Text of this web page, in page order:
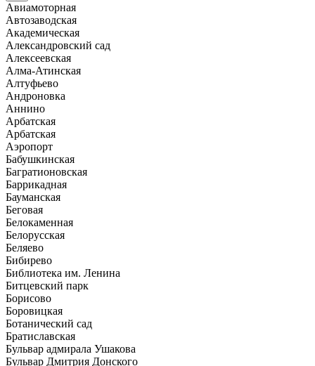
Авиамоторная
Автозаводская
Академическая
Александровский сад
Алексеевская
Алма-Атинская
Алтуфьево
Андроновка
Аннино
Арбатская
Арбатская
Аэропорт
Бабушкинская
Багратионовская
Баррикадная
Бауманская
Беговая
Белокаменная
Белорусская
Беляево
Бибирево
Библиотека им. Ленина
Битцевский парк
Борисово
Боровицкая
Ботанический сад
Братиславская
Бульвар адмирала Ушакова
Бульвар Дмитрия Донского